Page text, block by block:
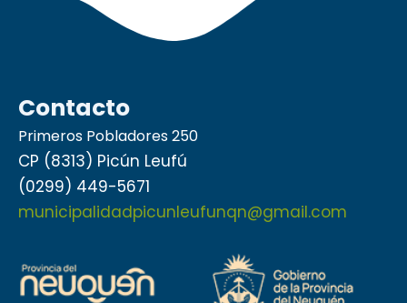
Contacto
Primeros Pobladores 250
CP (8313) Picún Leufú
(0299) 449-5671
municipalidadpicunleufunqn@gmail.com